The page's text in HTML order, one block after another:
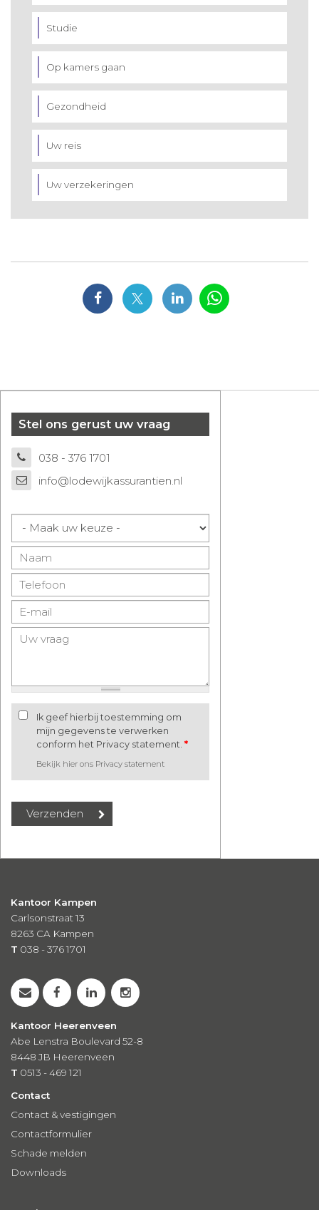
Studie
Op kamers gaan
Gezondheid
Uw reis
Uw verzekeringen
Stel ons gerust uw vraag
038 - 376 1701
info@lodewijkassurantien.nl
Ik geef hierbij toestemming om
mijn gegevens te verwerken
conform het Privacy statement. *
Bekijk hier ons Privacy statement
Kantoor Kampen
Carlsonstraat 13
8263 CA Kampen
T 038 - 376 1701
Kantoor Heerenveen
Abe Lenstra Boulevard 52-8
8448 JB Heerenveen
T 0513 - 469 121
Contact
Contact & vestigingen
Contactformulier
Schade melden
Downloads